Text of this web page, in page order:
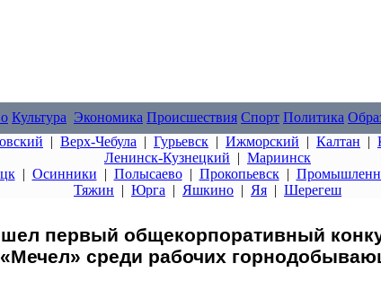
Культура Экономика Происшествия Спорт Политика
| Верх-Чебула | Гурьевск | Ижморский | Калтан |
Ленинск-Кузнецкий | Мариинск
| Осинники | Полысаево| Прокопьевск|
Тяжин | Юрга | Яшкино | Яя | Шерегеш
первый общекорпоративный
среди рабочих